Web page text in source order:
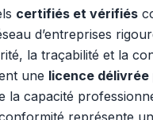
certifiés et vérifiés
d’entreprises
la traçabilité et la
une licence délivrée
la capacité
représente